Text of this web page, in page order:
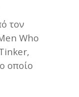
τον
Who
οποίο